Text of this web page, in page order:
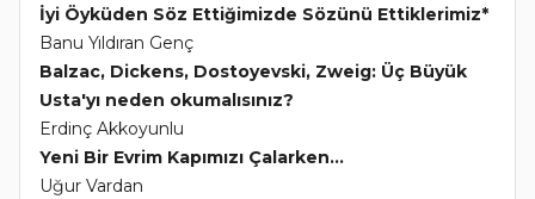
İyi Öyküden Söz Ettiğimizde Sözünü Ettiklerimiz*
Banu Yıldıran Genç
Balzac, Dickens, Dostoyevski, Zweig: Üç Büyük
Usta'yı neden okumalısınız?
Erdinç Akkoyunlu
Yeni Bir Evrim Kapımızı Çalarken...
Uğur Vardan